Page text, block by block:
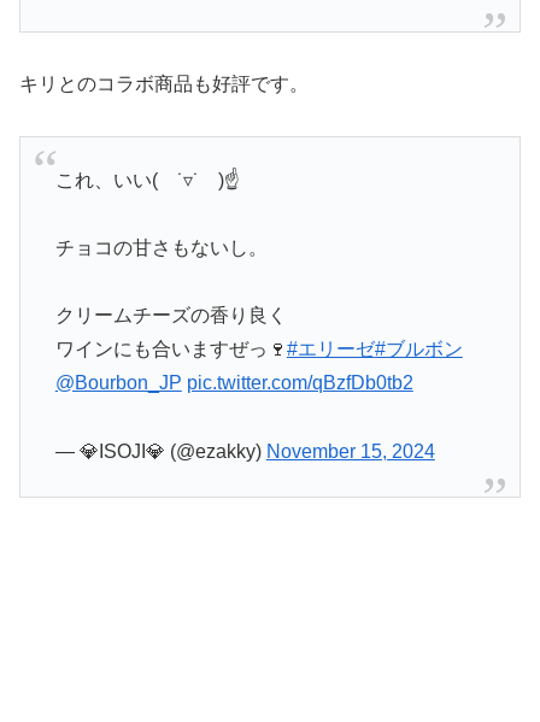
キリとのコラボ商品も好評です。
これ、いい( ˙▿˙ )☝
チョコの甘さもないし。
クリームチーズの香り良く
ワインにも合いますぜっ🍷 #エリーゼ#ブルボン
@Bourbon_JP pic.twitter.com/qBzfDb0tb2
— 💎ISOJI💎 (@ezakky) November 15, 2024